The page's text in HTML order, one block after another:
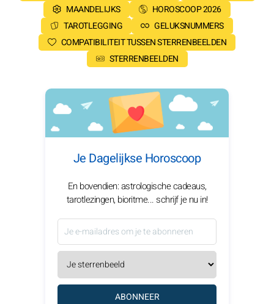
MAANDELIJKS
HOROSCOOP 2026
TAROTLEGGING
GELUKSNUMMERS
COMPATIBILITEIT TUSSEN STERRENBEELDEN
STERRENBEELDEN
Je Dagelijkse Horoscoop
En bovendien: astrologische cadeaus,
tarotlezingen, bioritme... schrijf je nu in!
ABONNEER